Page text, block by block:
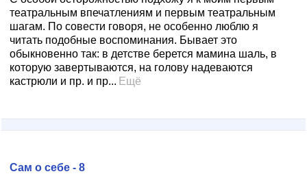
театральным впечатлениям и первым театральным
шагам. По совести говоря, не особенно люблю я
читать подобные воспоминания. Бывает это
обыкновенно так: в детстве берется мамина шаль, в
которую завертываются, на голову надеваются
кастрюли и пр. и пр... Ещё
Сам о себе - 8